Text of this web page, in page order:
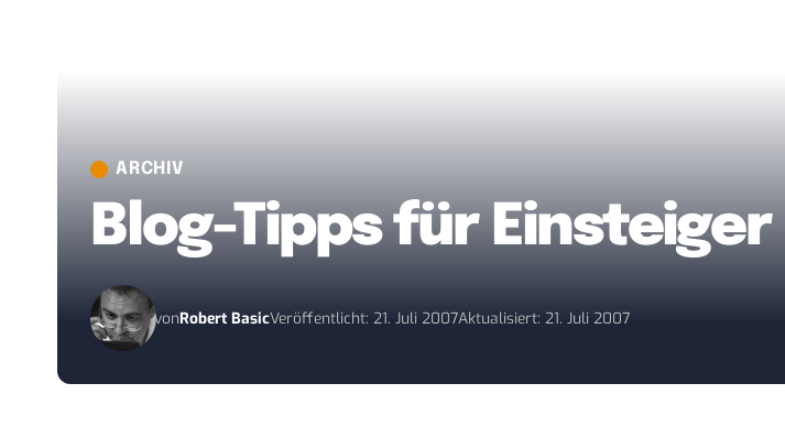
ARCHIV
Blog-Tipps für Einsteiger
vonRobert BasicVeröffentlicht: 21. Juli 2007Aktualisiert: 21. Juli 2007